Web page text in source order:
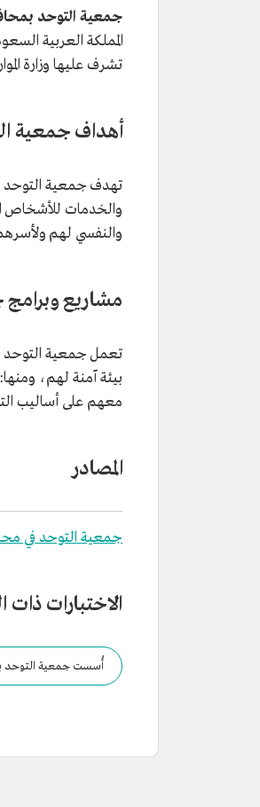
جمعية التوحد
تشرف عليها وزارة
أهداف جمعية
تهدف جمعية التوحد
والخدمات للأشخاص
والنفسي لهم
مشاريع
تعمل جمعية التوحد
بيئة آمنة لهم،
معهم على أساليب
المصادر
جمعية التوحد في
الاختبارات ذات
أُسست جمعية التوحد